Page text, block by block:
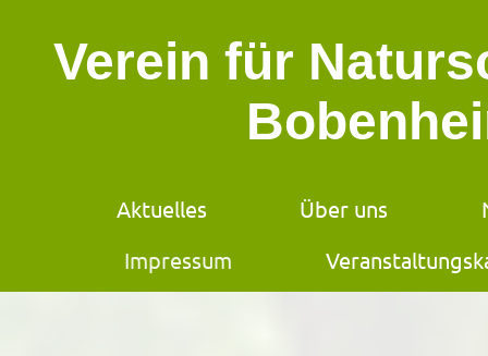
Verein für
Aktuelles Über uns
Impressum